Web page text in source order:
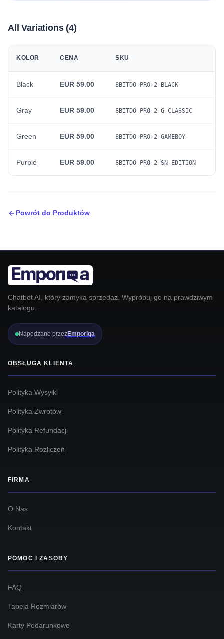
All Variations (4)
KOLOR CENA SKU
Black EUR 59.00 8BITDO-PRO-2-BLACK
Gray EUR 59.00 8BITDO-PRO-2-G-CLASSIC
Green EUR 59.00 8BITDO-PRO-2-GAMEBOY
Purple EUR 59.00 8BITDO-PRO-2-SN-EDITION
Powrót do Produktów
Chatbot AI, który zamyka sprzedaż. Wypróbuj go na prawdziwym
katalogu.
Napędzane przezEmporiqa
OBSŁUGA KLIENTA
Polityka Wysyłki
Polityka Zwrotów
Polityka Refundacji
Polityka Rozliczeń
FIRMA
O Nas
Kontakt
POMOC I ZASOBY
FAQ
Tabela Rozmiarów
Karty Podarunkowe